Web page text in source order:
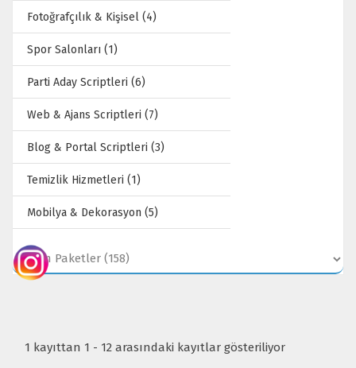
Fotoğrafçılık & Kişisel (4)
Spor Salonları (1)
Parti Aday Scriptleri (6)
Web & Ajans Scriptleri (7)
Blog & Portal Scriptleri (3)
Temizlik Hizmetleri (1)
Mobilya & Dekorasyon (5)
1 kayıttan 1 - 12 arasındaki kayıtlar gösteriliyor